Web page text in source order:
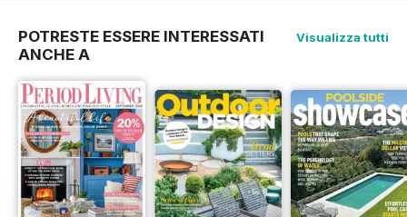
POTRESTE ESSERE INTERESSATI
ANCHE A
Visualizza tutti